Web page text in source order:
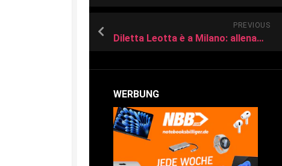
PREVIOUS
Diletta Leotta è a Milano: allenamento intenso e duro lavoro
WERBUNG